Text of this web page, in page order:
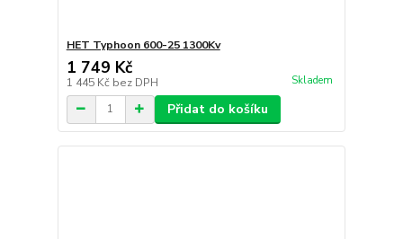
HET Typhoon 600-25 1300Kv
1 749 Kč
1 445 Kč bez DPH Skladem
Přidat do košíku